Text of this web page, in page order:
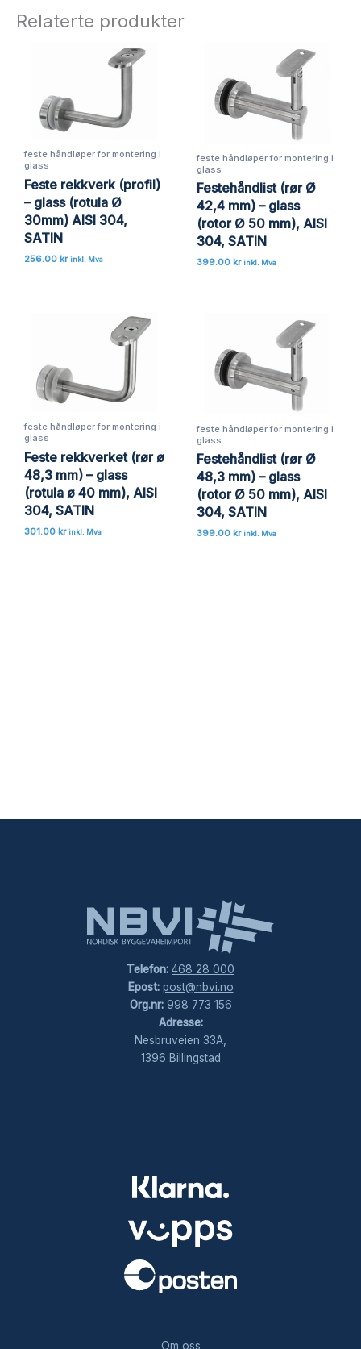
Relaterte produkter
feste håndløper for montering i
glass
Feste rekkverk (profil)
– glass (rotula Ø
30mm) AISI 304,
SATIN
256.00 kr inkl. Mva
feste håndløper for montering i
glass
Festehåndlist (rør Ø
42,4 mm) – glass
(rotor Ø 50 mm), AISI
304, SATIN
399.00 kr inkl. Mva
feste håndløper for montering i
glass
Feste rekkverket (rør ø
48,3 mm) – glass
(rotula ø 40 mm), AISI
304, SATIN
301.00 kr inkl. Mva
feste håndløper for montering i
glass
Festehåndlist (rør Ø
48,3 mm) – glass
(rotor Ø 50 mm), AISI
304, SATIN
399.00 kr inkl. Mva
Telefon: 468 28 000
Epost: post@nbvi.no
Org.nr:998 773 156
Adresse:
Nesbruveien 33A,
1396 Billingstad
Om oss